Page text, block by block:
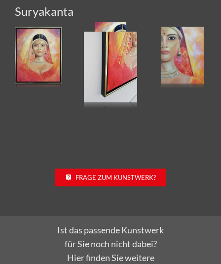
Suryakanta
FRAGE ZUM KUNSTWERK?
Ist das passende Kunstwerk
für Sie noch nicht dabei?
Hier finden Sie weitere